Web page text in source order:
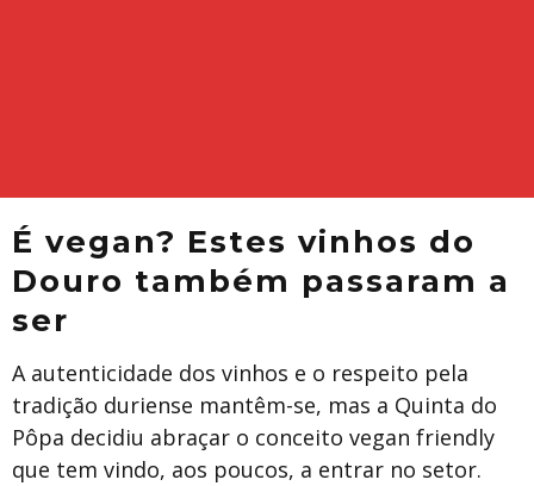
É vegan? Estes vinhos do
Douro também passaram a
ser
A autenticidade dos vinhos e o respeito pela
tradição duriense mantêm-se, mas a Quinta do
Pôpa decidiu abraçar o conceito vegan friendly
que tem vindo, aos poucos, a entrar no setor.